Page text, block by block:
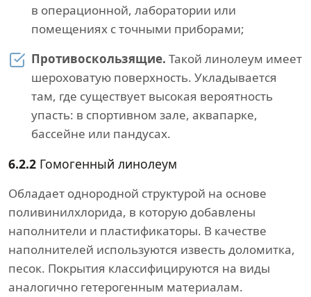
в операционной, лаборатории или
помещениях с точными приборами;
Противоскользящие. Такой линолеум имеет
шероховатую поверхность. Укладывается
там, где существует высокая вероятность
упасть: в спортивном зале, аквапарке,
бассейне или пандусах.
6.2.2 Гомогенный линолеум
Обладает однородной структурой на основе
поливинилхлорида, в которую добавлены
наполнители и пластификаторы. В качестве
наполнителей используются известь доломитка,
песок. Покрытия классифицируются на виды
аналогично гетерогенным материалам.